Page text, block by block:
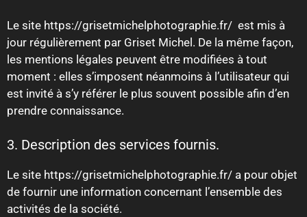
Le site https://grisetmichelphotographie.fr/ est mis à
jour régulièrement par Griset Michel. De la même façon,
les mentions légales peuvent être modifiées à tout
moment : elles s’imposent néanmoins à l’utilisateur qui
est invité à s’y référer le plus souvent possible afin d’en
prendre connaissance.
3. Description des services fournis.
Le site https://grisetmichelphotographie.fr/ a pour objet
de fournir une information concernant l’ensemble des
activités de la société.